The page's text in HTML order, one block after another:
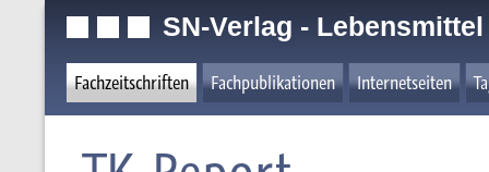
SN-Verlag - Lebensmittel
Fachzeitschriften Fachpublikationen Internetseiten